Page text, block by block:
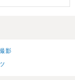
さ塩気と非常にバラン
影